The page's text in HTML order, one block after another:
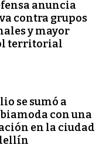
anuncia
contra grupos
y mayor
territorial
se sumó a
con una
en la ciudad